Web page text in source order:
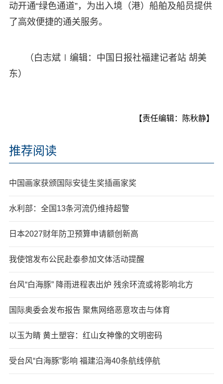
动开通“绿色通道”，为出入境（港）船舶及船员提供
了高效便捷的通关服务。
（白志斌∣编辑：中国日报社福建记者站 胡美
东）
【责任编辑：陈秋静】
推荐阅读
中国画家获颁国际安徒生奖插画家奖
水利部：全国13条河流仍维持超警
日本2027财年防卫预算申请额创新高
我使馆发布公民赴泰参加文体活动提醒
台风“白海豚” 降雨进程表出炉 残余环流或将影响北方
国际奥委会发布报告 聚焦网络恶意攻击与体育
以玉为睛 黄土塑容：红山女神像的文明密码
受台风“白海豚”影响 福建沿海40条航线停航